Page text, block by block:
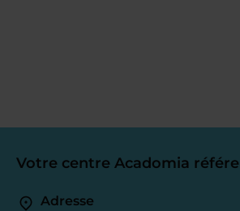
Votre centre Acadomia
Adresse